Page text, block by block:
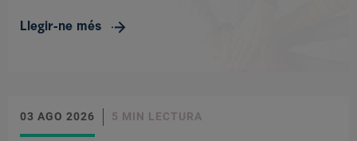
Llegir-ne més
03 AGO 2026 5 MIN LECTURA